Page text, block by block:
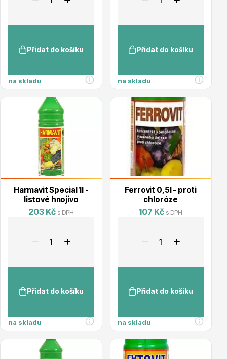
Bylinky do kuchyně
Živé ploty
Ovocné stromy
Přidat do košíku
na skladu
Přidat do košíku
na skladu
Harmavit Special 1l -
listové hnojivo
203 Kč s DPH
Přidat do košíku
na skladu
Ferrovit 0,5l - proti
chloróze
107 Kč s DPH
Přidat do košíku
na skladu